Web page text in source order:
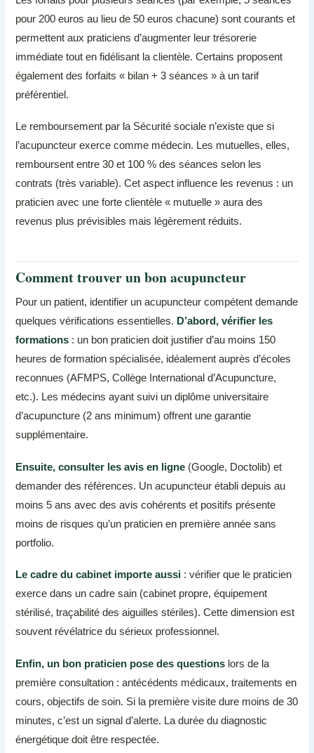
pour 200 euros au lieu de 50 euros chacune) sont courants et
permettent aux praticiens d’augmenter leur trésorerie
immédiate tout en fidélisant la clientèle. Certains proposent
également des forfaits « bilan + 3 séances » à un tarif
préférentiel.
Le remboursement par la Sécurité sociale n’existe que si
l’acupuncteur exerce comme médecin. Les mutuelles, elles,
remboursent entre 30 et 100 % des séances selon les
contrats (très variable). Cet aspect influence les revenus : un
praticien avec une forte clientèle « mutuelle » aura des
revenus plus prévisibles mais légèrement réduits.
Comment trouver un bon acupuncteur
Pour un patient, identifier un acupuncteur compétent demande
quelques vérifications essentielles. D’abord, vérifier les
formations : un bon praticien doit justifier d’au moins 150
heures de formation spécialisée, idéalement auprès d’écoles
reconnues (AFMPS, Collège International d’Acupuncture,
etc.). Les médecins ayant suivi un diplôme universitaire
d’acupuncture (2 ans minimum) offrent une garantie
supplémentaire.
Ensuite, consulter les avis en ligne (Google, Doctolib) et
demander des références. Un acupuncteur établi depuis au
moins 5 ans avec des avis cohérents et positifs présente
moins de risques qu’un praticien en première année sans
portfolio.
Le cadre du cabinet importe aussi : vérifier que le praticien
exerce dans un cadre sain (cabinet propre, équipement
stérilisé, traçabilité des aiguilles stériles). Cette dimension est
souvent révélatrice du sérieux professionnel.
Enfin, un bon praticien pose des questions lors de la
première consultation : antécédents médicaux, traitements en
cours, objectifs de soin. Si la première visite dure moins de 30
minutes, c’est un signal d’alerte. La durée du diagnostic
énergétique doit être respectée.